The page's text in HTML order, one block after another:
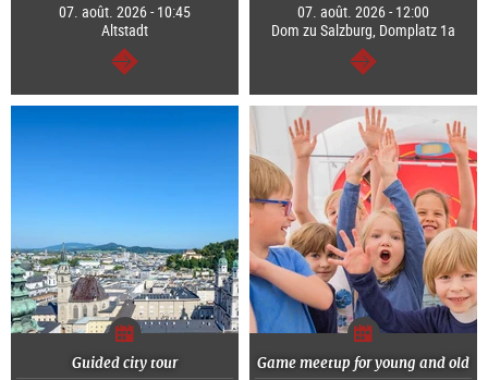
07. août. 2026 - 10:45
Altstadt
Continuer
07. août. 2026 - 12:00
Dom zu Salzburg, Domplatz 1a
Continuer
Guided city tour Game meetup for young and old